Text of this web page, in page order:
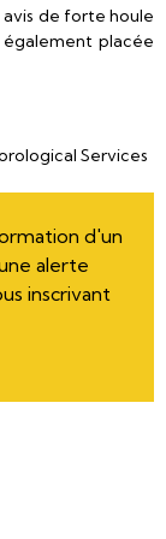
avis de forte houle
également placée
Services
d'un
alerte
inscrivant